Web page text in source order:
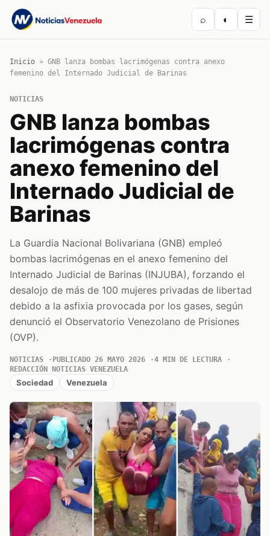
⌕ ◐ ☰
Inicio » GNB lanza bombas lacrimógenas contra anexo
femenino del Internado Judicial de Barinas
NOTICIAS
GNB lanza bombas
lacrimógenas contra
anexo femenino del
Internado Judicial de
Barinas
La Guardia Nacional Bolivariana (GNB) empleó
bombas lacrimógenas en el anexo femenino del
Internado Judicial de Barinas (INJUBA), forzando el
desalojo de más de 100 mujeres privadas de libertad
debido a la asfixia provocada por los gases, según
denunció el Observatorio Venezolano de Prisiones
(OVP).
NOTICIAS PUBLICADO 26 MAYO 2026
4 MIN DE LECTURA
REDACCIÓN NOTICIAS VENEZUELA
Sociedad Venezuela